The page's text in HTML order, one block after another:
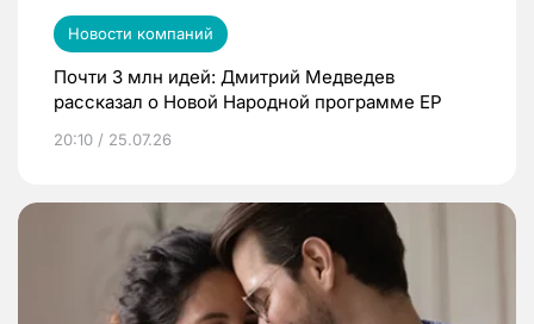
Новости компаний
Почти 3 млн идей: Дмитрий Медведев
рассказал о Новой Народной программе ЕР
20:10 / 25.07.26